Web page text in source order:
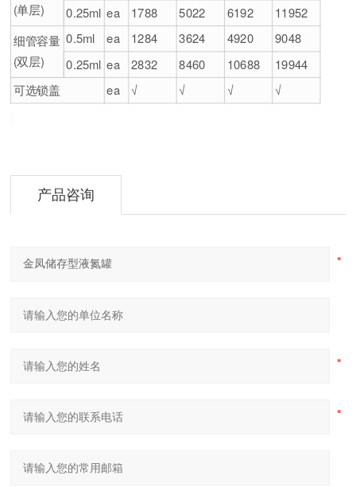
(单层)
0.25ml ea 1788 5022 6192
11952
细管容量
(双层)
0.5ml ea 1284 3624 4920
9048
0.25ml ea 2832 8460 10688
19944
可选锁盖
ea √ √ √ √
产品咨询